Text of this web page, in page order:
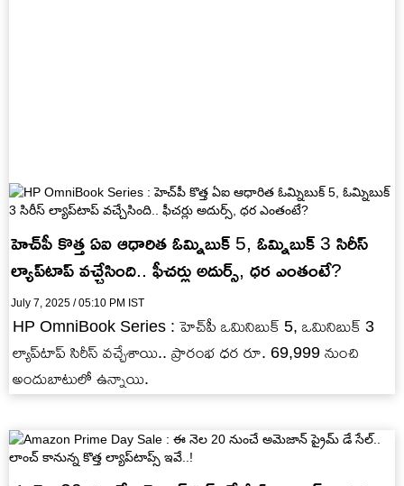
హెచ్‌పీ కొత్త ఏఐ ఆధారిత ఓమ్నిబుక్ 5, ఓమ్నిబుక్ 3 సిరీస్
ల్యాప్‌టాప్ వచ్చేసింది.. ఫీచర్లు అదుర్స్, ధర ఎంతంటే?
July 7, 2025 / 05:10 PM IST
HP OmniBook Series : హెచ్‌పీ ఒమినిబుక్ 5, ఒమినిబుక్ 3
ల్యాప్‌టాప్ సిరీస్ వచ్చేశాయి.. ప్రారంభ ధర రూ. 69,999 నుంచి
అందుబాటులో ఉన్నాయి.